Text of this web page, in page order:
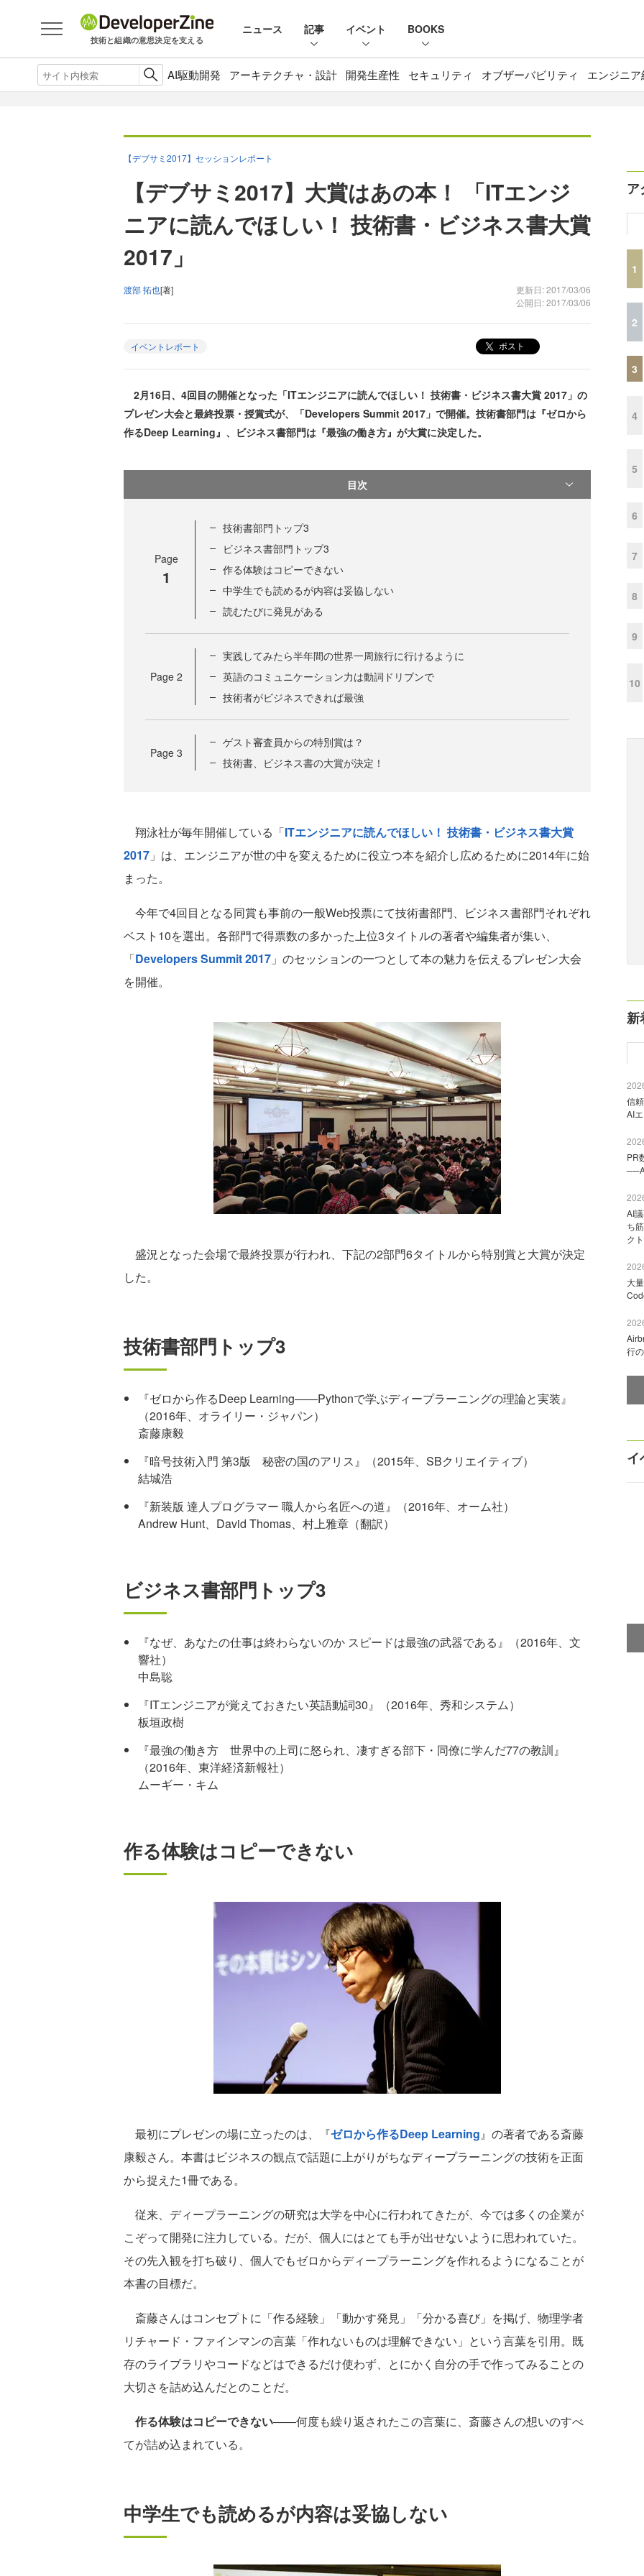
技術と組織の意思決定を支える
ニュース 記事 イベント BOOKS
AI駆動開発 アーキテクチャ・設計 開発生産性 セキュリティ オブザーバビリティ エンジニ
【デブサミ2017】セッションレポート
【デブサミ2017】大賞はあの本！ 「ITエンジ
ニアに読んでほしい！ 技術書・ビジネス書大賞
2017」
渡部 拓也[著]
更新日: 2017/03/06
公開日: 2017/03/06
イベントレポート ポスト
2月16日、4回目の開催となった「ITエンジニアに読んでほしい！ 技術書・ビジネス書大賞 2017」の
プレゼン大会と最終投票・授賞式が、「Developers Summit 2017」で開催。技術書部門は『ゼロから
作るDeep Learning』、ビジネス書部門は『最強の働き方』が大賞に決定した。
目次
Page
1
技術書部門トップ3
ビジネス書部門トップ3
作る体験はコピーできない
中学生でも読めるが内容は妥協しない
読むたびに発見がある
Page 2
実践してみたら半年間の世界一周旅行に行けるように
英語のコミュニケーション力は動詞ドリブンで
技術者がビジネスできれば最強
Page 3
ゲスト審査員からの特別賞は？
技術書、ビジネス書の大賞が決定！
翔泳社が毎年開催している「ITエンジニアに読んでほしい！ 技術書・ビジネス書大賞
2017 」は、エンジニアが世の中を変えるために役立つ本を紹介し広めるために2014年に始
まった。
今年で4回目となる同賞も事前の一般Web投票にて技術書部門、ビジネス書部門それぞれ
ベスト10を選出。各部門で得票数の多かった上位3タイトルの著者や編集者が集い、
「Developers Summit 2017 」のセッションの一つとして本の魅力を伝えるプレゼン大会
を開催。
盛況となった会場で最終投票が行われ、下記の2部門6タイトルから特別賞と大賞が決定
した。
技術書部門トップ3
『ゼロから作るDeep Learning――Pythonで学ぶディープラーニングの理論と実装』
（2016年、オライリー・ジャパン）
斎藤康毅
『暗号技術入門 第3版 秘密の国のアリス』（2015年、SBクリエイティブ）
結城浩
『新装版 達人プログラマー 職人から名匠への道』（2016年、オーム社）
Andrew Hunt、David Thomas、村上雅章（翻訳）
ビジネス書部門トップ3
『なぜ、あなたの仕事は終わらないのか スピードは最強の武器である』（2016年、文
響社）
中島聡
『ITエンジニアが覚えておきたい英語動詞30』（2016年、秀和システム）
板垣政樹
『最強の働き方 世界中の上司に怒られ、凄すぎる部下・同僚に学んだ77の教訓』
（2016年、東洋経済新報社）
ムーギー・キム
作る体験はコピーできない
最初にプレゼンの場に立ったのは、『ゼロから作るDeep Learning』の著者である斎藤
康毅さん。本書はビジネスの観点で話題に上がりがちなディープラーニングの技術を正面
から捉えた1冊である。
従来、ディープラーニングの研究は大学を中心に行われてきたが、今では多くの企業が
こぞって開発に注力している。だが、個人にはとても手が出せないように思われていた。
その先入観を打ち破り、個人でもゼロからディープラーニングを作れるようになることが
本書の目標だ。
斎藤さんはコンセプトに「作る経験」「動かす発見」「分かる喜び」を掲げ、物理学者
リチャード・ファインマンの言葉「作れないものは理解できない」という言葉を引用。既
存のライブラリやコードなどはできるだけ使わず、とにかく自分の手で作ってみることの
大切さを詰め込んだとのことだ。
作る体験はコピーできない――何度も繰り返されたこの言葉に、斎藤さんの想いのすべ
てが詰め込まれている。
中学生でも読めるが内容は妥協しない
ア
1
2
3
4
5
6
7
8
9
10
新
信
AI
PR
AI
ち
ク
大
行
イ